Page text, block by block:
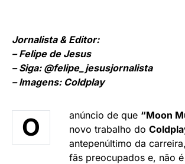
Jornalista & Editor:
– Felipe de Jesus
– Siga: @felipe_jesusjornalista
– Imagens: Coldplay
O anúncio de que “Moon
novo trabalho do
antepenúltimo da
fãs preocupados e, não